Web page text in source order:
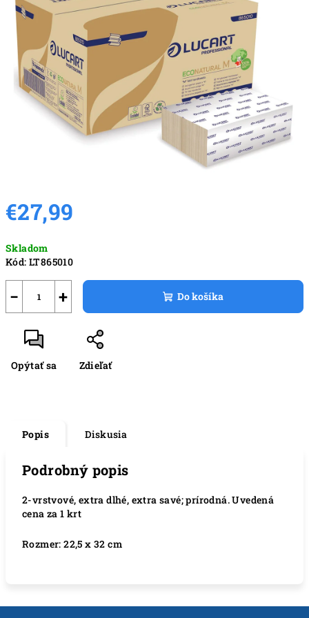
€27,99
cena:
Skladom
Kód: LT865010
+
− Do košíka
Opýtať sa Zdieľať
hviezdičiek.
Popis Diskusia
Podrobný popis
2-vrstvové, extra dlhé, extra savé; prírodná. Uvedená
cena za 1 krt
Rozmer: 22,5 x 32 cm